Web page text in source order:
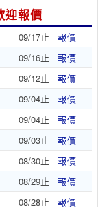
迎報價
09/17止 報價
09/16止 報價
09/12止 報價
09/04止 報價
09/04止 報價
09/03止 報價
08/30止 報價
08/29止 報價
08/28止 報價